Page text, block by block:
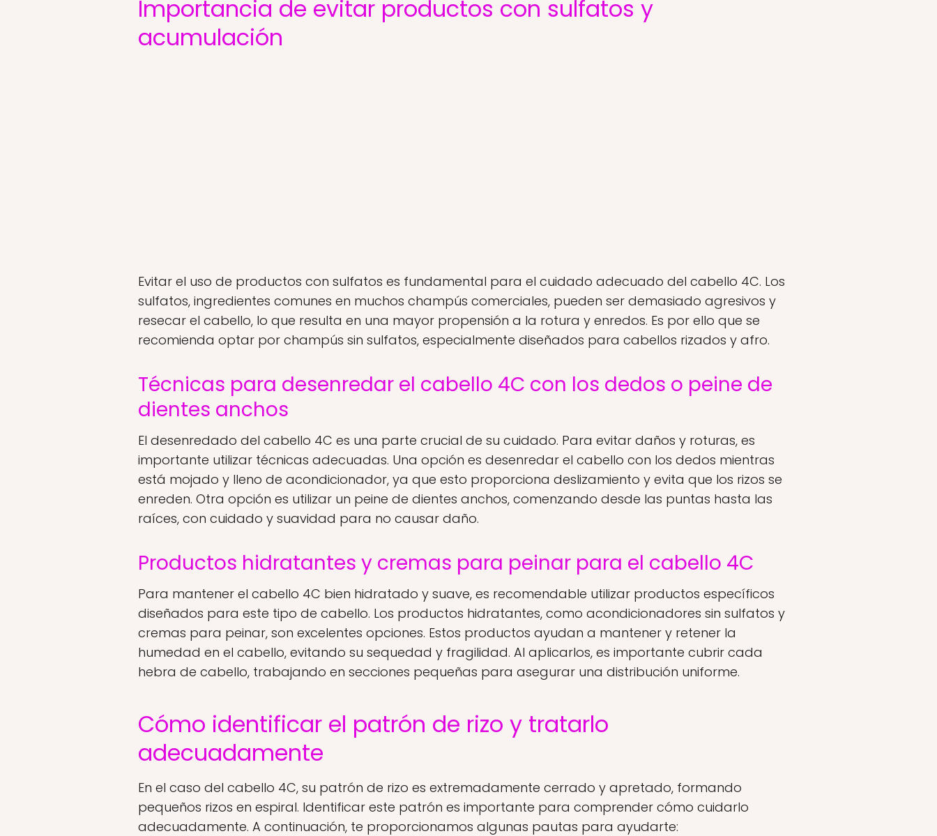
Importancia de evitar productos con sulfatos y
acumulación
Evitar el uso de productos con sulfatos es fundamental para el cuidado adecuado del cabello 4C. Los
sulfatos, ingredientes comunes en muchos champús comerciales, pueden ser demasiado agresivos y
resecar el cabello, lo que resulta en una mayor propensión a la rotura y enredos. Es por ello que se
recomienda optar por champús sin sulfatos, especialmente diseñados para cabellos rizados y afro.
Técnicas para desenredar el cabello 4C con los dedos o peine de
dientes anchos
El desenredado del cabello 4C es una parte crucial de su cuidado. Para evitar daños y roturas, es
importante utilizar técnicas adecuadas. Una opción es desenredar el cabello con los dedos mientras
está mojado y lleno de acondicionador, ya que esto proporciona deslizamiento y evita que los rizos se
enreden. Otra opción es utilizar un peine de dientes anchos, comenzando desde las puntas hasta las
raíces, con cuidado y suavidad para no causar daño.
Productos hidratantes y cremas para peinar para el cabello 4C
Para mantener el cabello 4C bien hidratado y suave, es recomendable utilizar productos específicos
diseñados para este tipo de cabello. Los productos hidratantes, como acondicionadores sin sulfatos y
cremas para peinar, son excelentes opciones. Estos productos ayudan a mantener y retener la
humedad en el cabello, evitando su sequedad y fragilidad. Al aplicarlos, es importante cubrir cada
hebra de cabello, trabajando en secciones pequeñas para asegurar una distribución uniforme.
Cómo identificar el patrón de rizo y tratarlo
adecuadamente
En el caso del cabello 4C, su patrón de rizo es extremadamente cerrado y apretado, formando
pequeños rizos en espiral. Identificar este patrón es importante para comprender cómo cuidarlo
adecuadamente. A continuación, te proporcionamos algunas pautas para ayudarte: